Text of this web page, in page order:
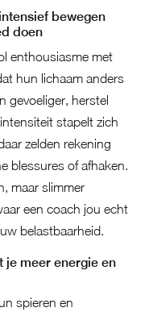
bewegen
doen
enthousiasme met
hun lichaam anders
gevoeliger, herstel
stapelt zich
zelden rekening
blessures of afhaken.
maar slimmer
een coach jou echt
belastbaarheid.
je meer energie en
spieren en